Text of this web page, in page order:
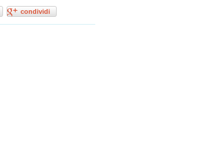
condividi